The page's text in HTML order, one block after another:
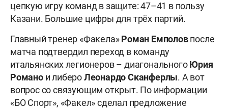
цепкую игру команд в защите: 47–41 в пользу
Казани. Большие цифры для трёх партий.
Главный тренер «Факела»Роман Емполовпосле
матча подтвердил переход в команду
итальянских легионеров – диагональногоЮрия
Романои либероЛеонардоСканферлы. А вот
вопрос со связующим открыт. По информации
«БО Спорт», «Факел» сделал предложение